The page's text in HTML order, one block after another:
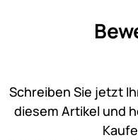
Schreiben Sie jetzt
diesem Artikel und